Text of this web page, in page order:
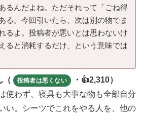
るんだよね。ただそれって「ごね得
る。今回引いたら、次は別の物でま
るよ。投稿者が悪いとは思わないけ
ると消耗するだけ、という意味では
（ 投稿者は悪くない
・👍2,310）
使わず、寝具も大事な物も全部自分
い。シーツでこれをやる人を、他の